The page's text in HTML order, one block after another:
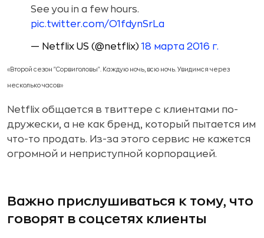
See you in a few hours.
pic.twitter.com/O1fdynSrLa
— Netflix US (@netflix)18 марта 2016 г.
«Второй сезон "Сорвиголовы". Каждую ночь, всю ночь. Увидимся через
несколько часов»
Netflix общается в твиттере с клиентами по-
дружески, а не как бренд, который пытается им
что-то продать. Из-за этого сервис не кажется
огромной и неприступной корпорацией.
Важно прислушиваться к тому, что
говорят в соцсетях клиенты